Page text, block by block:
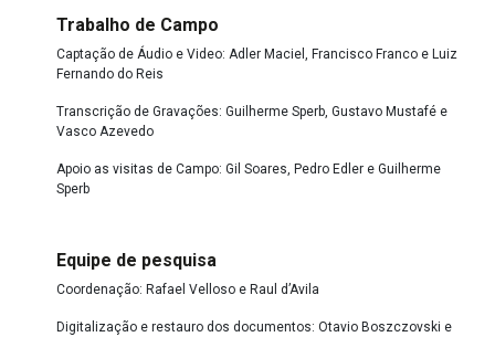
Trabalho de Campo
Captação de Áudio e Video: Adler Maciel, Francisco Franco e Luiz
Fernando do Reis
Transcrição de Gravações: Guilherme Sperb, Gustavo Mustafé e
Vasco Azevedo
Apoio as visitas de Campo: Gil Soares, Pedro Edler e Guilherme
Sperb
Equipe de pesquisa
Coordenação: Rafael Velloso e Raul d’Avila
Digitalização e restauro dos documentos: Otavio Boszczovski e